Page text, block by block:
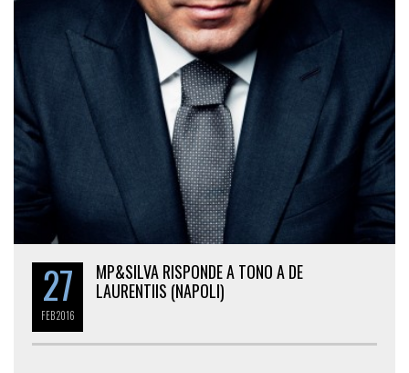
27
FEB2016
MP&SILVA RISPONDE A TONO A DE
LAURENTIIS (NAPOLI)